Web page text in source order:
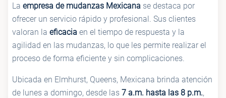
La empresa de mudanzas Mexicana se destaca por
ofrecer un servicio rápido y profesional. Sus clientes
valoran la eficacia en el tiempo de respuesta y la
agilidad en las mudanzas, lo que les permite realizar el
proceso de forma eficiente y sin complicaciones.
Ubicada en Elmhurst, Queens, Mexicana brinda atención
de lunes a domingo, desde las 7 a.m. hasta las 8 p.m.,